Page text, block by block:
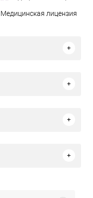
Медицинская лицензия